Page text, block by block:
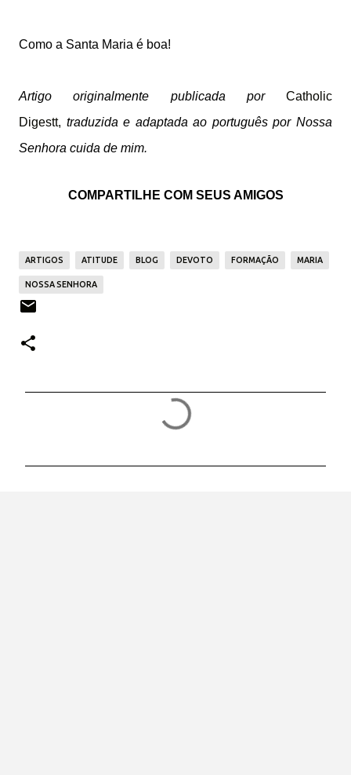
Como a Santa Maria é boa!
Artigo originalmente publicada por Catholic
Digestt, traduzida e adaptada ao português por Nossa
Senhora cuida de mim.
COMPARTILHE COM SEUS AMIGOS
ARTIGOS ATITUDE BLOG DEVOTO FORMAÇÃO MARIA
NOSSA SENHORA